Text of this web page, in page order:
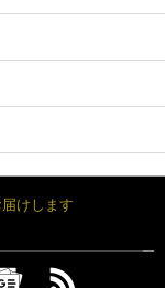
けします